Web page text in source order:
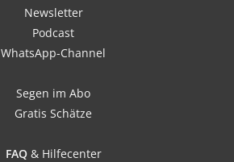
Newsletter
Podcast
WhatsApp-Channel
Segen im Abo
Gratis Schätze
FAQ& Hilfecenter